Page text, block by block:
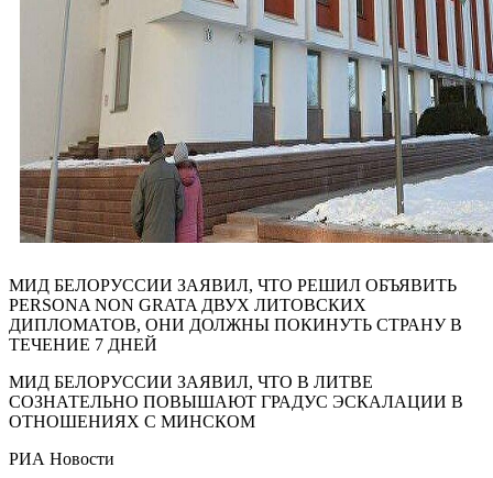
МИД БЕЛОРУССИИ ЗАЯВИЛ, ЧТО РЕШИЛ ОБЪЯВИТЬ
PERSONA NON GRATA ДВУХ ЛИТОВСКИХ
ДИПЛОМАТОВ, ОНИ ДОЛЖНЫ ПОКИНУТЬ СТРАНУ В
ТЕЧЕНИЕ 7 ДНЕЙ
МИД БЕЛОРУССИИ ЗАЯВИЛ, ЧТО В ЛИТВЕ
СОЗНАТЕЛЬНО ПОВЫШАЮТ ГРАДУС ЭСКАЛАЦИИ В
ОТНОШЕНИЯХ С МИНСКОМ
РИА Новости